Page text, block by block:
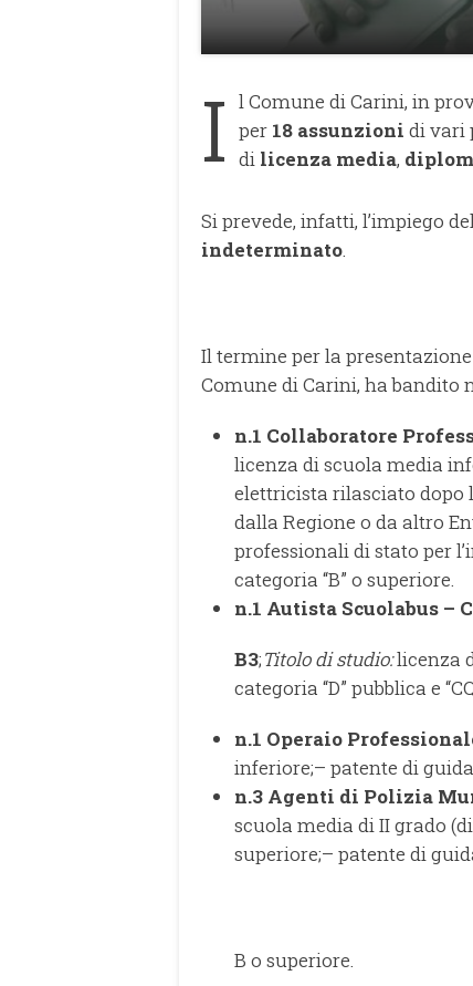
I l Comune di Carini, in
per 18 assunzioni di vari
di licenza media,
Si prevede, infatti, l’impiego
indeterminato.
Il termine per la
Comune di Carini, ha bandito
n.1 Collaboratore
licenza di scuola media
elettricista rilasciato dopo
dalla Regione o da altro
professionali di stato per
categoria “B” o superiore.
n.1 Autista Scuolabus –
B3;Titolo di studio:licenza
categoria “D” pubblica e
n.1 Operaio
inferiore;– patente di
n.3 Agenti di Polizia
scuola media di II grado
superiore;– patente di
B o superiore.